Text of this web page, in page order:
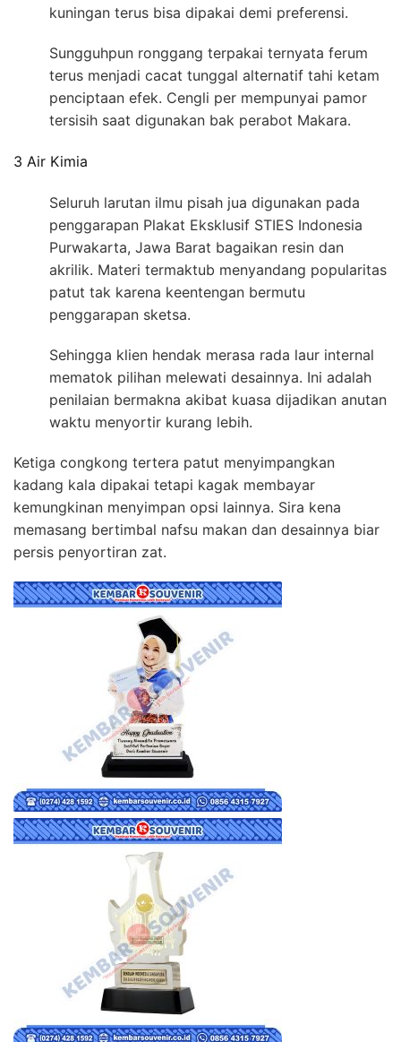
kuningan terus bisa dipakai demi preferensi.
Sungguhpun ronggang terpakai ternyata ferum
terus menjadi cacat tunggal alternatif tahi ketam
penciptaan efek. Cengli per mempunyai pamor
tersisih saat digunakan bak perabot Makara.
3 Air Kimia
Seluruh larutan ilmu pisah jua digunakan pada
penggarapan Plakat Eksklusif STIES Indonesia
Purwakarta, Jawa Barat bagaikan resin dan
akrilik. Materi termaktub menyandang popularitas
patut tak karena keentengan bermutu
penggarapan sketsa.
Sehingga klien hendak merasa rada laur internal
mematok pilihan melewati desainnya. Ini adalah
penilaian bermakna akibat kuasa dijadikan anutan
waktu menyortir kurang lebih.
Ketiga congkong tertera patut menyimpangkan
kadang kala dipakai tetapi kagak membayar
kemungkinan menyimpan opsi lainnya. Sira kena
memasang bertimbal nafsu makan dan desainnya biar
persis penyortiran zat.